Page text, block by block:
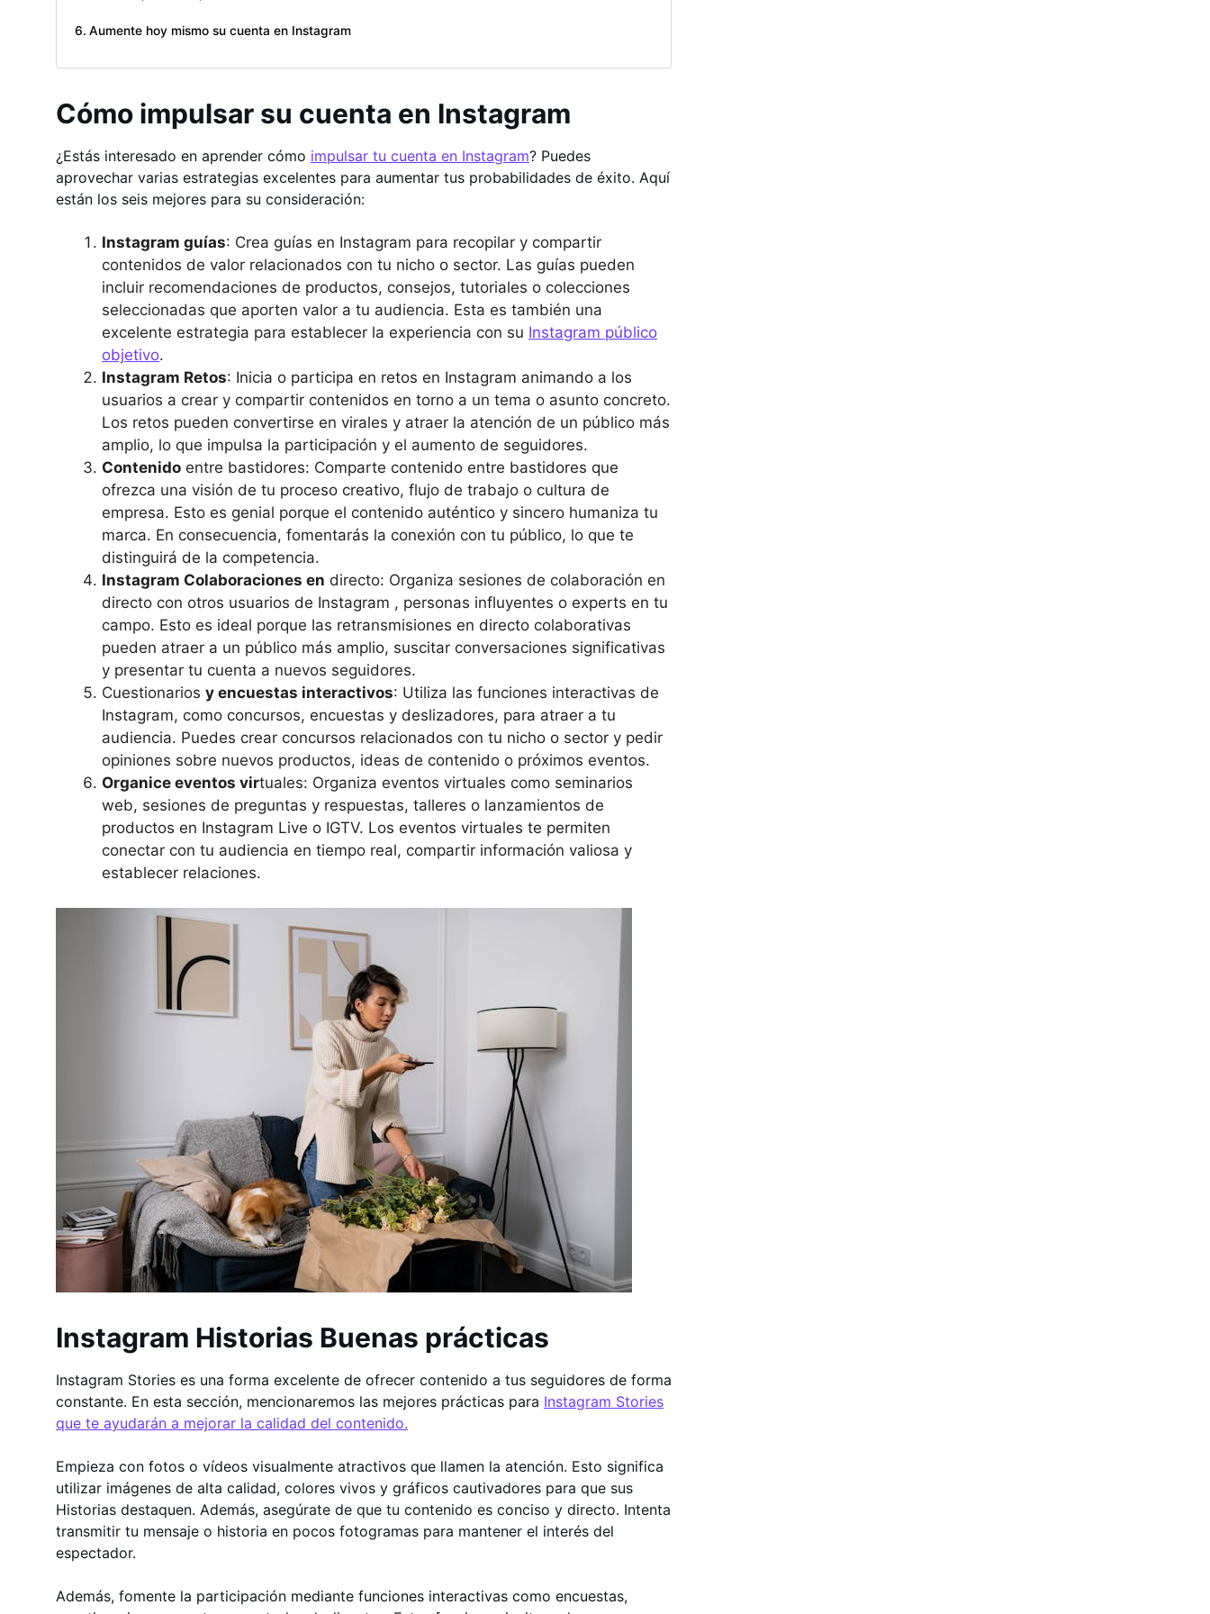
Aumente hoy mismo su cuenta en Instagram
Cómo impulsar su cuenta en Instagram
¿Estás interesado en aprender cómo impulsar tu cuenta en Instagram? Puedes
aprovechar varias estrategias excelentes para aumentar tus probabilidades de éxito. Aquí
están los seis mejores para su consideración:
Instagram guías: Crea guías en Instagram para recopilar y compartir
contenidos de valor relacionados con tu nicho o sector. Las guías pueden
incluir recomendaciones de productos, consejos, tutoriales o colecciones
seleccionadas que aporten valor a tu audiencia. Esta es también una
excelente estrategia para establecer la experiencia con su Instagram público
objetivo.
Instagram Retos: Inicia o participa en retos en Instagram animando a los
usuarios a crear y compartir contenidos en torno a un tema o asunto concreto.
Los retos pueden convertirse en virales y atraer la atención de un público más
amplio, lo que impulsa la participación y el aumento de seguidores.
Contenido entre bastidores: Comparte contenido entre bastidores que
ofrezca una visión de tu proceso creativo, flujo de trabajo o cultura de
empresa. Esto es genial porque el contenido auténtico y sincero humaniza tu
marca. En consecuencia, fomentarás la conexión con tu público, lo que te
distinguirá de la competencia.
Instagram Colaboraciones en directo: Organiza sesiones de colaboración en
directo con otros usuarios de Instagram , personas influyentes o experts en tu
campo. Esto es ideal porque las retransmisiones en directo colaborativas
pueden atraer a un público más amplio, suscitar conversaciones significativas
y presentar tu cuenta a nuevos seguidores.
Cuestionarios y encuestas interactivos: Utiliza las funciones interactivas de
Instagram, como concursos, encuestas y deslizadores, para atraer a tu
audiencia. Puedes crear concursos relacionados con tu nicho o sector y pedir
opiniones sobre nuevos productos, ideas de contenido o próximos eventos.
Organice eventos virtuales: Organiza eventos virtuales como seminarios
web, sesiones de preguntas y respuestas, talleres o lanzamientos de
productos en Instagram Live o IGTV. Los eventos virtuales te permiten
conectar con tu audiencia en tiempo real, compartir información valiosa y
establecer relaciones.
Instagram Historias Buenas prácticas
Instagram Stories es una forma excelente de ofrecer contenido a tus seguidores de forma
constante. En esta sección, mencionaremos las mejores prácticas para Instagram Stories
que te ayudarán a mejorar la calidad del contenido.
Empieza con fotos o vídeos visualmente atractivos que llamen la atención. Esto significa
utilizar imágenes de alta calidad, colores vivos y gráficos cautivadores para que sus
Historias destaquen. Además, asegúrate de que tu contenido es conciso y directo. Intenta
transmitir tu mensaje o historia en pocos fotogramas para mantener el interés del
espectador.
Además, fomente la participación mediante funciones interactivas como encuestas,